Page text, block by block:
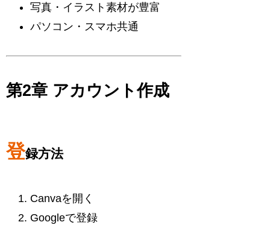
写真・イラスト素材が豊富
パソコン・スマホ共通
第2章 アカウント作成
登録方法
Canvaを開く
Googleで登録